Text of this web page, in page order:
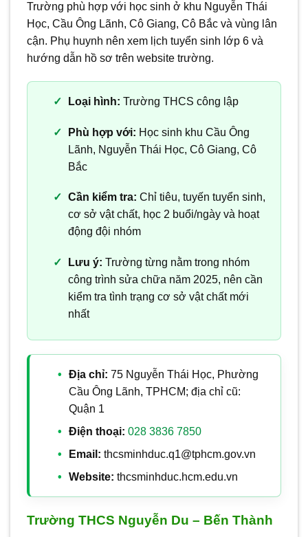
Trường phù hợp với học sinh ở khu Nguyễn Thái
Học, Cầu Ông Lãnh, Cô Giang, Cô Bắc và vùng lân
cận. Phụ huynh nên xem lịch tuyển sinh lớp 6 và
hướng dẫn hồ sơ trên website trường.
Loại hình: Trường THCS công lập
Phù hợp với: Học sinh khu Cầu Ông
Lãnh, Nguyễn Thái Học, Cô Giang, Cô
Bắc
Cần kiểm tra: Chỉ tiêu, tuyến tuyển sinh,
cơ sở vật chất, học 2 buổi/ngày và hoạt
động đội nhóm
Lưu ý: Trường từng nằm trong nhóm
công trình sửa chữa năm 2025, nên cần
kiểm tra tình trạng cơ sở vật chất mới
nhất
Địa chỉ: 75 Nguyễn Thái Học, Phường
Cầu Ông Lãnh, TPHCM; địa chỉ cũ:
Quận 1
Điện thoại: 028 3836 7850
Email: thcsminhduc.q1@tphcm.gov.vn
Website: thcsminhduc.hcm.edu.vn
Trường THCS Nguyễn Du – Bến Thành